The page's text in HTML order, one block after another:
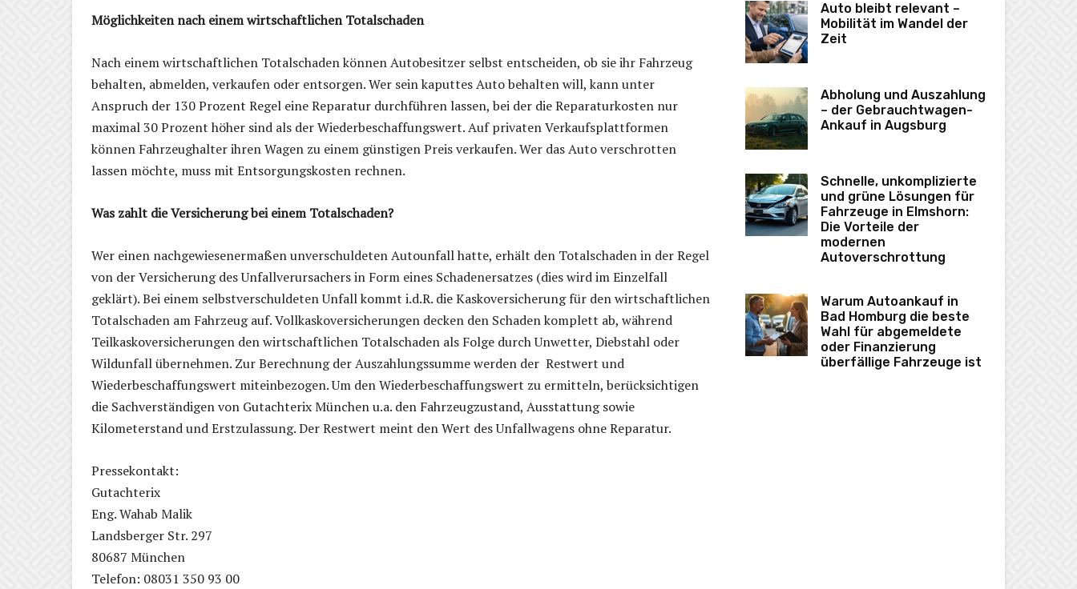
Möglichkeiten nach einem wirtschaftlichen Totalschaden
Nach einem wirtschaftlichen Totalschaden können Autobesitzer selbst entscheiden, ob sie ihr Fahrzeug
behalten, abmelden, verkaufen oder entsorgen. Wer sein kaputtes Auto behalten will, kann unter
Anspruch der 130 Prozent Regel eine Reparatur durchführen lassen, bei der die Reparaturkosten nur
maximal 30 Prozent höher sind als der Wiederbeschaffungswert. Auf privaten Verkaufsplattformen
können Fahrzeughalter ihren Wagen zu einem günstigen Preis verkaufen. Wer das Auto verschrotten
lassen möchte, muss mit Entsorgungskosten rechnen.
Was zahlt die Versicherung bei einem Totalschaden?
Wer einen nachgewiesenermaßen unverschuldeten Autounfall hatte, erhält den Totalschaden in der Regel
von der Versicherung des Unfallverursachers in Form eines Schadenersatzes (dies wird im Einzelfall
geklärt). Bei einem selbstverschuldeten Unfall kommt i.d.R. die Kaskoversicherung für den wirtschaftlichen
Totalschaden am Fahrzeug auf. Vollkaskoversicherungen decken den Schaden komplett ab, während
Teilkaskoversicherungen den wirtschaftlichen Totalschaden als Folge durch Unwetter, Diebstahl oder
Wildunfall übernehmen. Zur Berechnung der Auszahlungssumme werden der Restwert und
Wiederbeschaffungswert miteinbezogen. Um den Wiederbeschaffungswert zu ermitteln, berücksichtigen
die Sachverständigen von Gutachterix München u.a. den Fahrzeugzustand, Ausstattung sowie
Kilometerstand und Erstzulassung. Der Restwert meint den Wert des Unfallwagens ohne Reparatur.
Pressekontakt:
Gutachterix
Eng. Wahab Malik
Landsberger Str. 297
80687 München
Telefon: 08031 350 93 00
Auto bleibt relevant –
Mobilität im Wandel der
Zeit
Abholung und Auszahlung
– der Gebrauchtwagen-
Ankauf in Augsburg
Schnelle, unkomplizierte
und grüne Lösungen für
Fahrzeuge in Elmshorn:
Die Vorteile der
modernen
Autoverschrottung
Warum Autoankauf in
Bad Homburg die beste
Wahl für abgemeldete
oder Finanzierung
überfällige Fahrzeuge ist